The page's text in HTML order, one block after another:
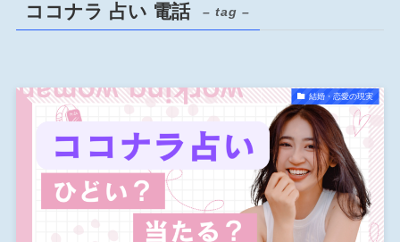
ココナラ 占い 電話 – tag –
結婚・恋愛の現実